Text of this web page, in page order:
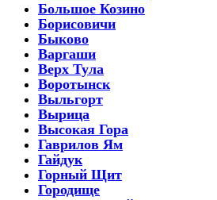
Большое Козино
Борисовичи
Быково
Варгаши
Верх Тула
Воротынск
Выльгорт
Вырица
Высокая Гора
Гаврилов Ям
Гайдук
Горный Щит
Городище